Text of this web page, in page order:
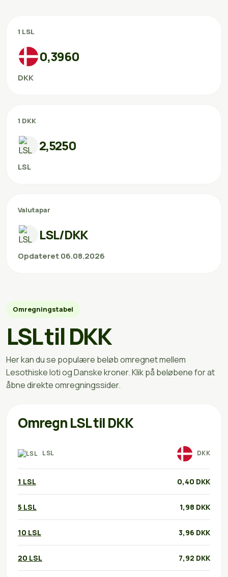
1 LSL
0,3960
DKK
1 DKK
2,5250
LSL
Valutapar
LSL/DKK
Opdateret 06.08.2026
Omregningstabel
LSL til DKK
Her kan du se populære beløb omregnet mellem
Lesothiske loti og Danske kroner. Klik på beløbene for at
åbne direkte omregningssider.
Omregn LSL til DKK
LSL DKK
1 LSL 0,40 DKK
5 LSL 1,98 DKK
10 LSL 3,96 DKK
20 LSL 7,92 DKK